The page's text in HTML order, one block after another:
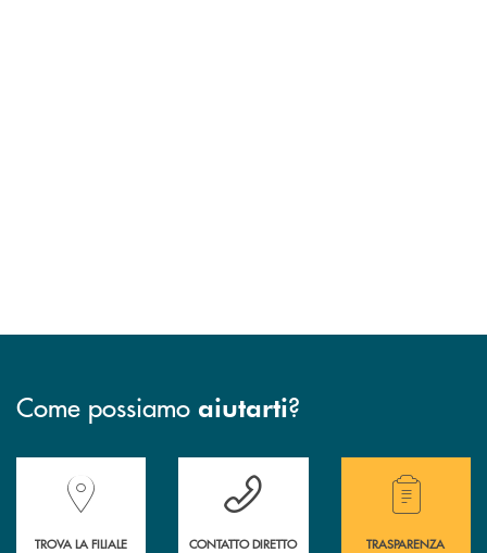
Come possiamo aiutarti?
Accedi all' elenco completo delle filiali della Banca.
TROVA LA FILIALE
Hai bisogno di assistenza immediata?
CONTATTO DIRETTO
Hai bisogno di
TRASPARENZA